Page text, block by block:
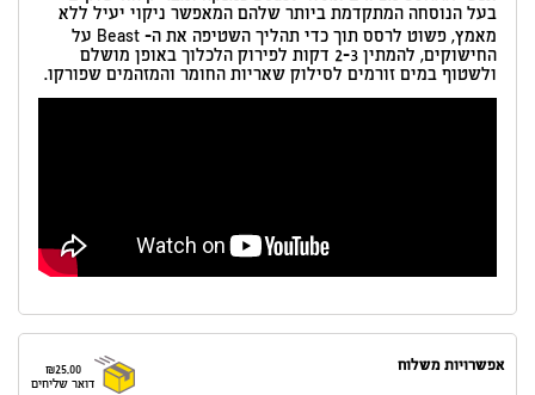
בעל הנוסחה המתקדמת ביותר שלהם המאפשר ניקוי יעיל ללא
מאמץ, פשוט לרסס תוך כדי תהליך השטיפה את ה- Beast על
החישוקים, להמתין 2-3 דקות לפירוק הלכלוך באופן מושלם
ולשטוף במים זורמים לסילוק שאריות החומר והמזהמים שפורקו.
אפשרויות משלוח
₪25.00
דואר שליחים